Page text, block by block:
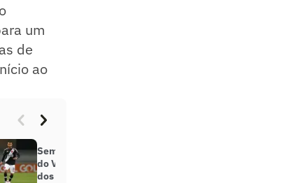
um
de
ao
Sem renovar, Ernando se despede
do Vasco: ‘Honra ter jogado por um
dos maiores do Brasil e do mundo’